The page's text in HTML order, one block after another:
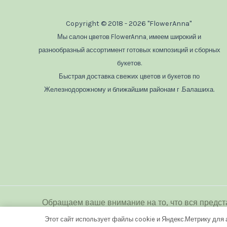
Copyright © 2018 - 2026 "FlowerAnna"
Мы салон цветов FlowerAnna, имеем широкий и
разнообразный ассортимент готовых композиций и сборных
букетов.
Быстрая доставка свежих цветов и букетов по
Железнодорожному и ближайшим районам г .Балашиха.
Обращаем ваше внимание на то, что вся
является публичной
Этот сайт использует файлы cookie и Яндекс.Метрику для